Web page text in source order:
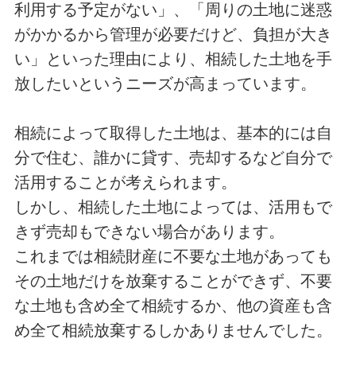
利用する予定がない」、「周りの土地に迷惑
がかかるから管理が必要だけど、負担が大き
い」といった理由により、相続した土地を手
放したいというニーズが高まっています。
相続によって取得した土地は、基本的には自
分で住む、誰かに貸す、売却するなど自分で
活用することが考えられます。
しかし、相続した土地によっては、活用もで
きず売却もできない場合があります。
これまでは相続財産に不要な土地があっても
その土地だけを放棄することができず、不要
な土地も含め全て相続するか、他の資産も含
め全て相続放棄するしかありませんでした。​